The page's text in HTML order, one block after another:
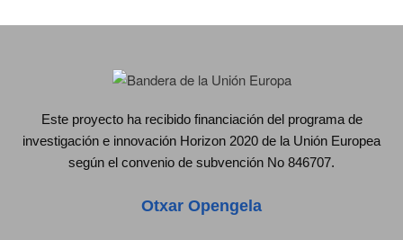
Este proyecto ha recibido financiación del programa de
investigación e innovación Horizon 2020 de la Unión Europea
según el convenio de subvención No 846707.
Otxar Opengela